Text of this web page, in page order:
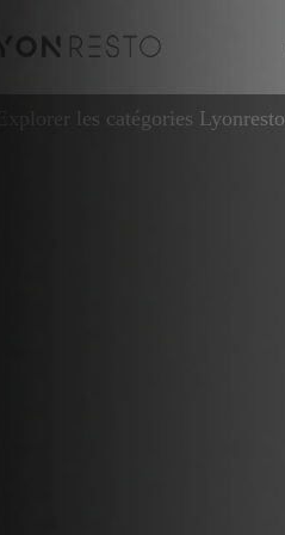
Explorer les catégories Lyonresto